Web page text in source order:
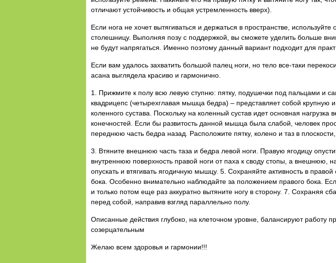
отличают устойчивость и общая устремленность вверх).
Если нога не хочет вытягиваться и держаться в пространстве,
столешницу. Выполняя позу c поддержкой, вы сможете уделить больше
не будут напрягаться. Именно поэтому данный вариант подходит для
Если вам удалось захватить большой палец ноги, но тело все-таки
асана выглядела красиво и гармонично.
1. Прижмите к полу всю левую ступню: пятку, подушечки под пальцами и
квадрицепс (четырехглавая мышца бедра) – представляет собой крупную
коленного сустава. Поскольку на коленный сустав идет основная
конечностей. Если бы развитость данной мышца была слабой, человек
переднюю часть бедра назад. Расположите пятку, колено и таз в
3. Втяните внешнюю часть таза и бедра левой ноги. Правую ягодицу
внутреннюю поверхность правой ноги от паха к своду стопы, а внешнюю,
опускать и втягивать ягодичную мышцу. 5. Сохраняйте активность в
бока. Особенно внимательно наблюдайте за положением правого бока.
и только потом еще раз аккуратно вытяните ногу в сторону. 7. Сохраняя
перед собой, направив взгляд параллельно полу.
Описанные действия глубоко, на клеточном уровне, балансируют работу
созерцательным
Желаю всем здоровья и гармонии!!!